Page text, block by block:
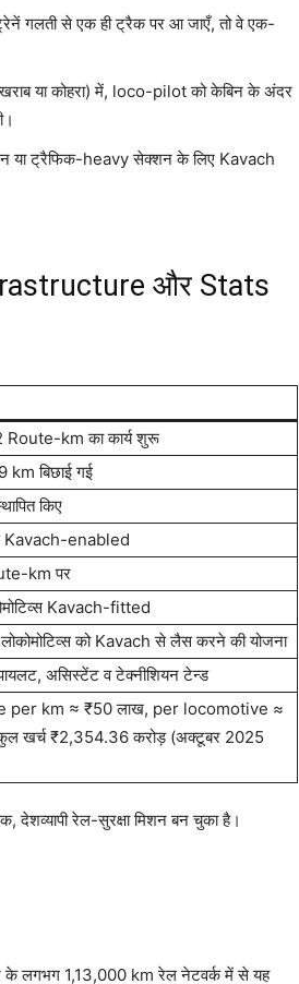
गलती से एक ही ट्रैक पर आ जाएँ, तो वे एक-
या कोहरा) में, loco-pilot को केबिन के अंदर
या ट्रैफिक-heavy सेक्शन के लिए Kavach
और Stats
km का कार्य शुरू
km बिछाई गई
किए
enabled
km पर
Kavach-fitted
को Kavach से लैस करने की योजना
असिस्टेंट व टेक्नीशियन टेन्ड
per km ≈ ₹50 लाख, per locomotive ≈
खर्च ₹2,354.36 करोड़ (अक्टूबर 2025
रेल-सुरक्षा मिशन बन चुका है।
के लगभग 1,13,000 km रेल नेटवर्क में से यह